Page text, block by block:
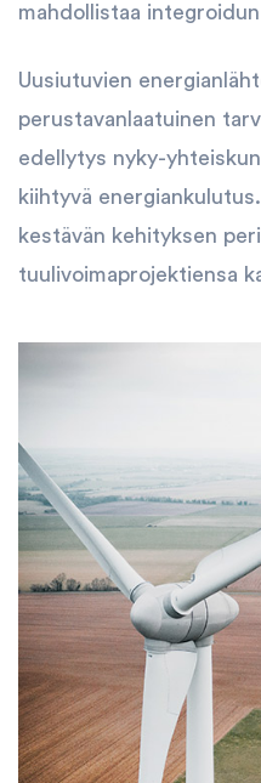
mahdollistaa
Uusiutuvien
perustavanlaatuinen
edellytys nyky-
kiihtyvä
kestävän kehityksen
tuulivoimaprojektiensa